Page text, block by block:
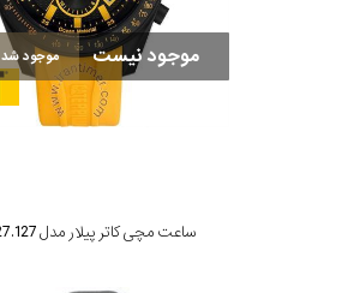
موجود نیست موجود
ساعت مچی کاتر پیلار مدل LQ.169.27.127